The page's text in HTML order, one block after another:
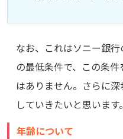
なお、これはソニー銀
の最低条件で、この条
はありません。さらに
していきたいと思います。
年齢について